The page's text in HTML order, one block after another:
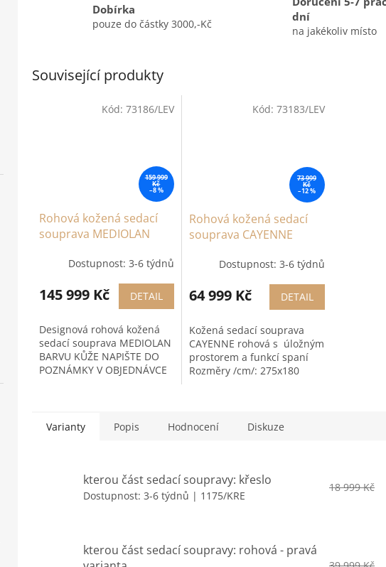
Dobírka
pouze do částky 3000,-Kč
dní
na jakékoliv místo
Související produkty
159 999
Kč
–8 %
Rohová kožená sedací
souprava MEDIOLAN
Dostupnost: 3-6 týdnů
145 999 Kč DETAIL
Designová rohová kožená
sedací souprava MEDIOLAN
BARVU KŮŽE NAPIŠTE DO
POZNÁMKY V OBJEDNÁVCE
z...
Kód: 73186/LEV
73 999
Kč
–12 %
Rohová kožená sedací
souprava CAYENNE
Dostupnost: 3-6 týdnů
64 999 Kč DETAIL
Kožená sedací souprava
CAYENNE rohová s úložným
prostorem a funkcí spaní
Rozměry /cm/: 275x180
Kód: 73183/LEV
Varianty Popis Hodnocení Diskuze
kterou část sedací soupravy: křeslo
Dostupnost: 3-6 týdnů | 1175/KRE
18 999 Kč
kterou část sedací soupravy: rohová - pravá